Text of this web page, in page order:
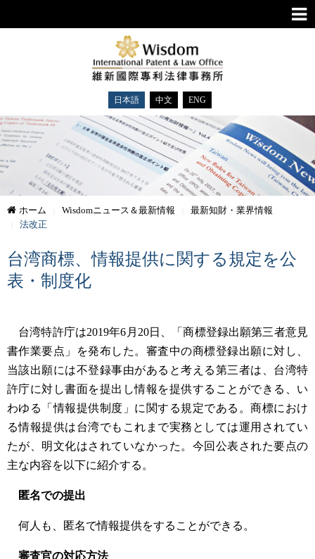
日本語 中文 ENG
ホーム Wisdomニュース＆最新情報
最新知財・業界情報
法改正
台湾商標、情報提供に関する規定を公
表・制度化
台湾特許庁は2019年6月20日、「商標登録出願第三者意見
書作業要点」を発布した。審査中の商標登録出願に対し、
当該出願には不登録事由があると考える第三者は、台湾特
許庁に対し書面を提出し情報を提供することができる、い
わゆる「情報提供制度」に関する規定である。商標におけ
る情報提供は台湾でもこれまで実務としては運用されてい
たが、明文化はされていなかった。今回公表された要点の
主な内容を以下に紹介する。
匿名での提出
何人も、匿名で情報提供をすることができる。
審査官の対応方法